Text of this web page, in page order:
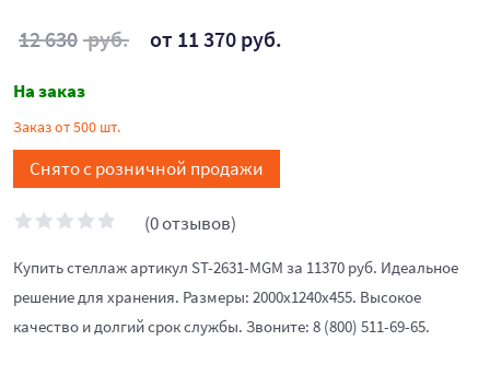
12 630 руб. от 11 370 руб.
На заказ
Заказ от 500 шт.
Снято с розничной продажи
(0 отзывов)
Купить стеллаж артикул ST-2631-MGM за 11370 руб. Идеальное
решение для хранения. Размеры: 2000х1240х455. Высокое
качество и долгий срок службы. Звоните: 8 (800) 511-69-65.